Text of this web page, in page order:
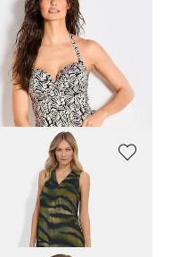
tankini met beugels
€109,95 €
pop-over jurk
119,95 €